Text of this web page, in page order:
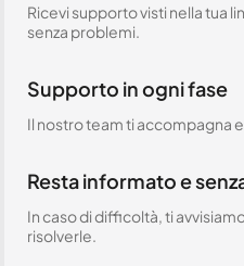
Ricevi supporto visti nella tua
senza problemi.
Supporto in ogni fase
Il nostro team ti accompagna
Resta informato e
In caso di difficoltà, ti
risolverle.